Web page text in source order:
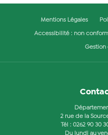
Mentions Légales
Accessibilité : non
Gestion
2 rue de la
Tél : 0262 90 30
Du lundi au